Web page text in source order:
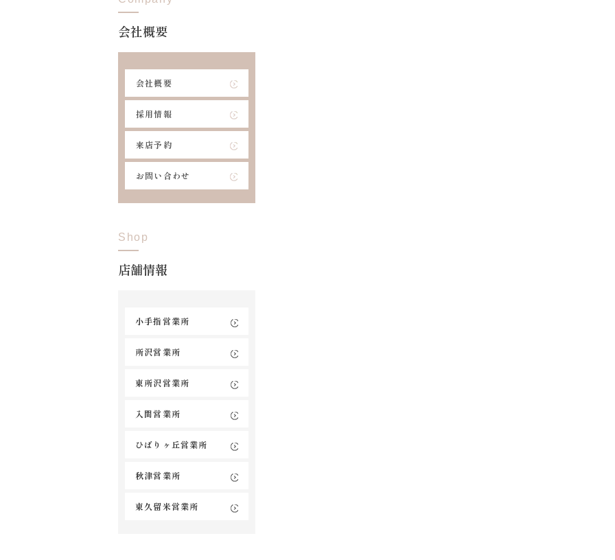
会社概要
会社概要
採用情報
来店予約
お問い合わせ
Shop
店舗情報
小手指営業所
所沢営業所
東所沢営業所
入間営業所
ひばりヶ丘営業所
秋津営業所
東久留米営業所